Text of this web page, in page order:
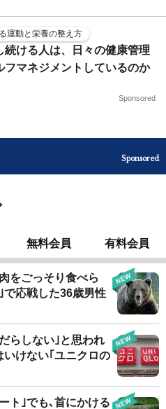
運動と栄養の整え方
続ける人は、日々の健康管理
フマネジメントしているのか
Sponsored
Sponsored
無料会員 有料会員
をごっそり食べら
応戦した36歳男性
らしない｣と思われ
けない｢ユニクロの
ト｣でも､首にかける